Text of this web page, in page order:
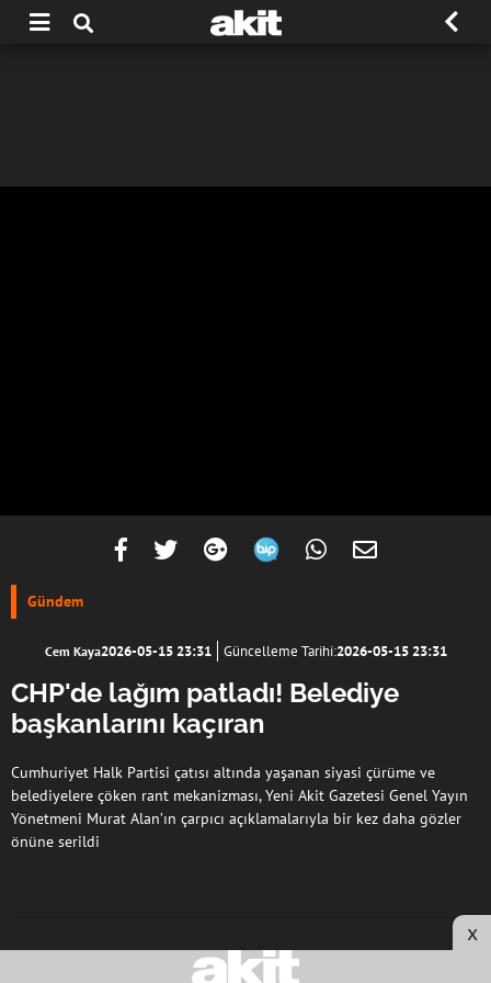
Gündem
Cem Kaya2026-05-15 23:31 Güncelleme Tarihi:2026-05-15 23:31
CHP'de lağım patladı! Belediye
başkanlarını kaçıran
Cumhuriyet Halk Partisi çatısı altında yaşanan siyasi çürüme ve
belediyelere çöken rant mekanizması, Yeni Akit Gazetesi Genel Yayın
Yönetmeni Murat Alan’ın çarpıcı açıklamalarıyla bir kez daha gözler
önüne serildi
x